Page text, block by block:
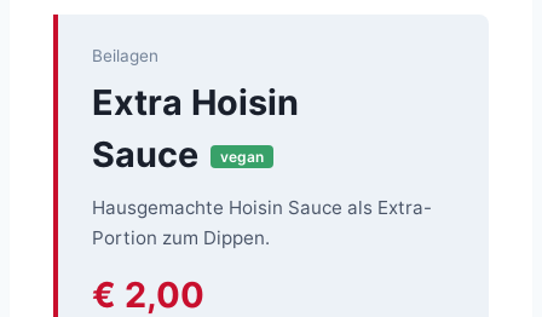
Beilagen
Extra Hoisin
Sauce
vegan
Hausgemachte Hoisin Sauce als Extra-
Portion zum Dippen.
€ 2,00